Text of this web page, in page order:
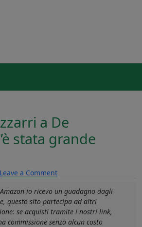
a De
stata grande
Leave a Comment
io ricevo un guadagno dagli
questo sito partecipa ad altri
se acquisti tramite i nostri link,
commissione senza alcun costo